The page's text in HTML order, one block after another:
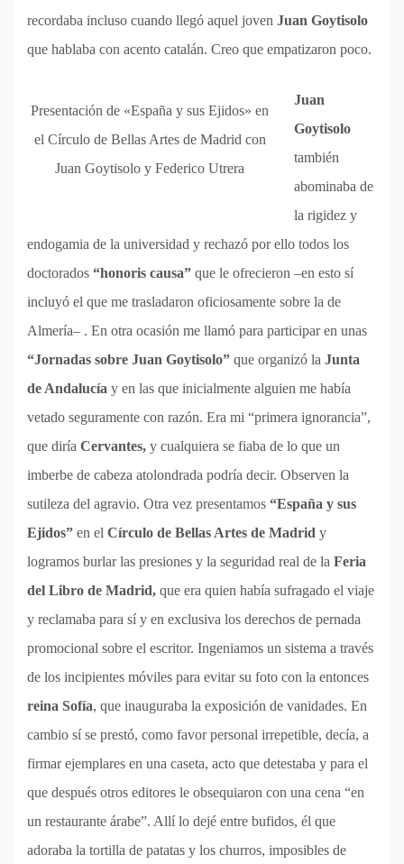
recordaba incluso cuando llegó aquel joven Juan Goytisolo
que hablaba con acento catalán. Creo que empatizaron poco.
Presentación de «España y sus Ejidos» en
el Círculo de Bellas Artes de Madrid con
Juan Goytisolo y Federico Utrera
Juan
Goytisolo
también
abominaba de
la rigidez y
endogamia de la universidad y rechazó por ello todos los
doctorados “honoris causa” que le ofrecieron –en esto sí
incluyó el que me trasladaron oficiosamente sobre la de
Almería– . En otra ocasión me llamó para participar en unas
“Jornadas sobre Juan Goytisolo” que organizó la Junta
de Andalucía y en las que inicialmente alguien me había
vetado seguramente con razón. Era mi “primera ignorancia”,
que diría Cervantes, y cualquiera se fiaba de lo que un
imberbe de cabeza atolondrada podría decir. Observen la
sutileza del agravio. Otra vez presentamos “España y sus
Ejidos” en el Círculo de Bellas Artes de Madrid y
logramos burlar las presiones y la seguridad real de la Feria
del Libro de Madrid, que era quien había sufragado el viaje
y reclamaba para sí y en exclusiva los derechos de pernada
promocional sobre el escritor. Ingeniamos un sistema a través
de los incipientes móviles para evitar su foto con la entonces
reina Sofía, que inauguraba la exposición de vanidades. En
cambio sí se prestó, como favor personal irrepetible, decía, a
firmar ejemplares en una caseta, acto que detestaba y para el
que después otros editores le obsequiaron con una cena “en
un restaurante árabe”. Allí lo dejé entre bufidos, él que
adoraba la tortilla de patatas y los churros, imposibles de